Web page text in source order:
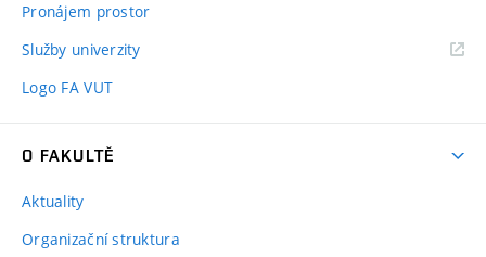
Pronájem prostor
Služby univerzity
Logo FA VUT
O FAKULTĚ
Aktuality
Organizační struktura